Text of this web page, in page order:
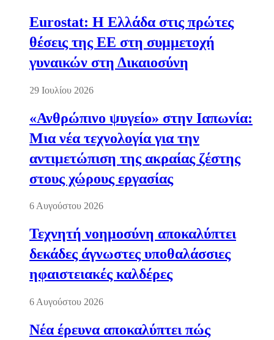
Eurostat: Η Ελλάδα στις πρώτες
θέσεις της ΕΕ στη συμμετοχή
γυναικών στη Δικαιοσύνη
29 Ιουλίου 2026
«Ανθρώπινο ψυγείο» στην Ιαπωνία:
Μια νέα τεχνολογία για την
αντιμετώπιση της ακραίας ζέστης
στους χώρους εργασίας
6 Αυγούστου 2026
Τεχνητή νοημοσύνη αποκαλύπτει
δεκάδες άγνωστες υποθαλάσσιες
ηφαιστειακές καλδέρες
6 Αυγούστου 2026
Νέα έρευνα αποκαλύπτει πώς